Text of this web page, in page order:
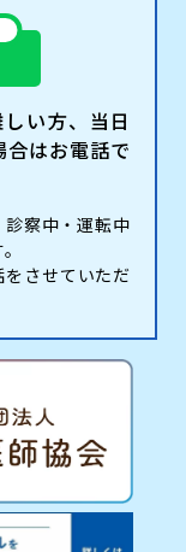
い方、当日
はお電話で
察中・運転中
させていただ